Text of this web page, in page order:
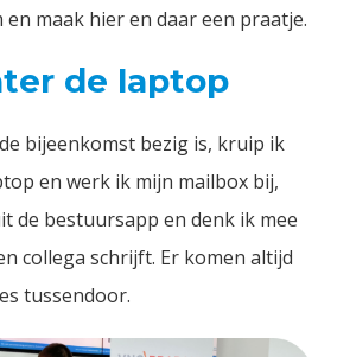
maak hier en daar een praatje.
de laptop
bijeenkomst bezig is, kruip ik
en werk ik mijn mailbox bij,
de bestuursapp en denk ik mee
collega schrijft. Er komen altijd
tussendoor.